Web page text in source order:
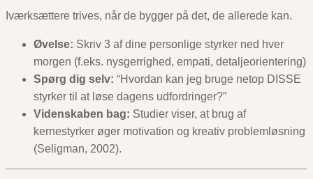
Iværksættere trives, når de bygger på det, de allerede kan.
Øvelse: Skriv 3 af dine personlige styrker ned hver
morgen (f.eks. nysgerrighed, empati, detaljeorientering)
Spørg dig selv: “Hvordan kan jeg bruge netop DISSE
styrker til at løse dagens udfordringer?”
Videnskaben bag: Studier viser, at brug af
kernestyrker øger motivation og kreativ problemløsning
(Seligman, 2002).